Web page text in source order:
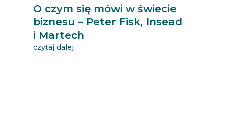
O czym się mówi w świecie
biznesu – Peter Fisk, Insead
i Martech
czytaj dalej